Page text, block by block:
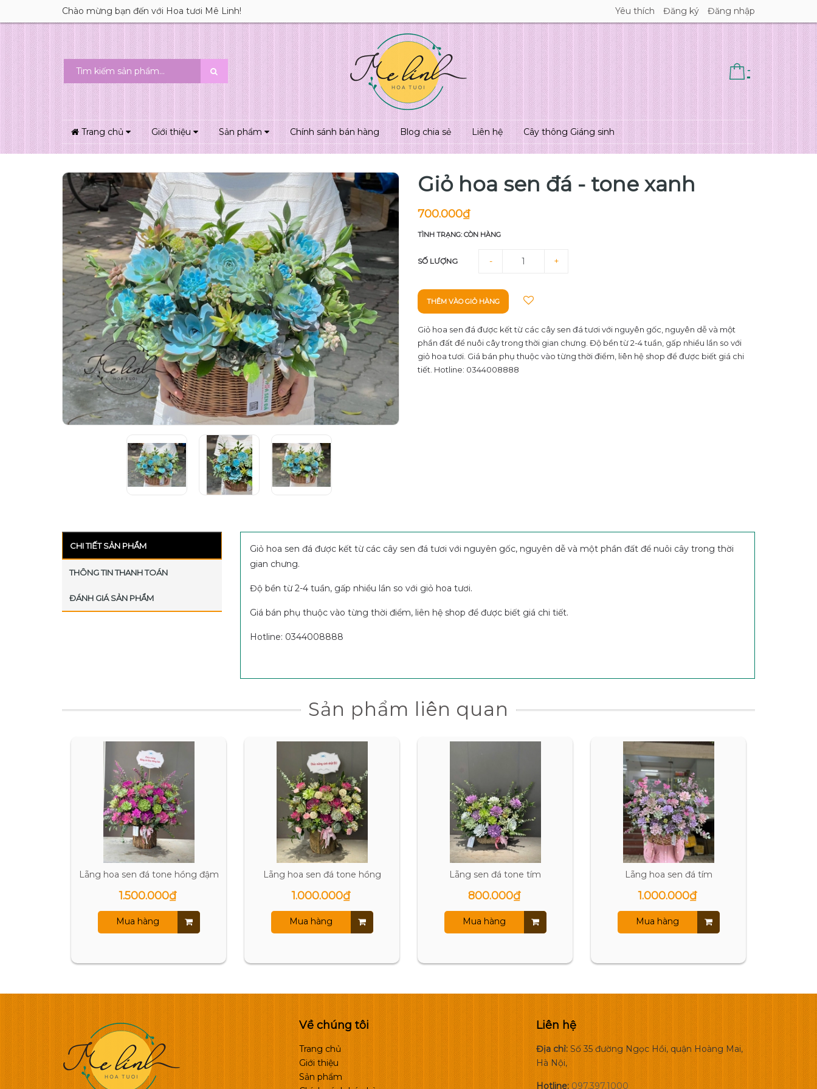
Chào mừng bạn đến với Hoa tươi Mê Linh! Yêu thích Đăng ký Đăng nhập
-
Trang chủ Giới thiệu Sản phẩm Chính sánh bán hàng Blog chia sẻ Liên hệ Cây thông Giáng sinh
Giỏ hoa sen đá - tone xanh
700.000₫
TÌNH TRẠNG: CÒN HÀNG
SỐ LƯỢNG - +
THÊM VÀO GIỎ HÀNG
Giỏ hoa sen đá được kết từ các cây sen đá tươi với nguyên gốc, nguyên dễ và một
phần đất để nuôi cây trong thời gian chưng. Độ bền từ 2-4 tuần, gấp nhiều lần so với
giỏ hoa tươi. Giá bán phụ thuộc vào từng thời điểm, liên hệ shop để được biết giá chi
tiết. Hotline: 0344008888
CHI TIẾT SẢN PHẨM
THÔNG TIN THANH TOÁN
ĐÁNH GIÁ SẢN PHẨM
Giỏ hoa sen đá được kết từ các cây sen đá tươi với nguyên gốc, nguyên dễ và một phần đất để nuôi cây trong thời
gian chưng.
Độ bền từ 2-4 tuần, gấp nhiều lần so với giỏ hoa tươi.
Giá bán phụ thuộc vào từng thời điểm, liên hệ shop để được biết giá chi tiết.
Hotline: 0344008888
Sản phẩm liên quan
Lẵng hoa sen đá tone hồng đậm
1.500.000₫
Mua hàng
Lẵng hoa sen đá tone hồng
1.000.000₫
Mua hàng
Lẵng sen đá tone tím
800.000₫
Mua hàng
Lẵng hoa sen đá tím
1.000.000₫
Mua hàng
Về chúng tôi
Trang chủ
Giới thiệu
Sản phẩm
Liên hệ
Địa chỉ:Số 35 đường Ngọc Hồi, quận Hoàng Mai,
Hà Nội,
Hotline:097.397.1000